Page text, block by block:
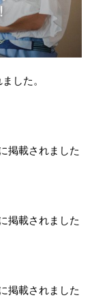
した。
掲載されました
掲載されました
掲載されました